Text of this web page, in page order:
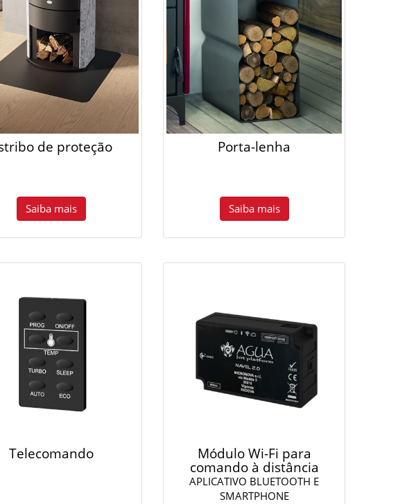
de proteção
Saiba mais
Porta-lenha
Saiba mais
Telecomando Módulo Wi-Fi para
comando à distância
APLICATIVO BLUETOOTH E
SMARTPHONE